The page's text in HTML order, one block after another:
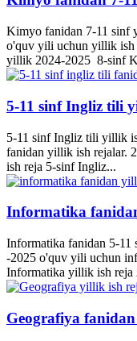
Kimyo fanidan 7-11 sinf
o'quv yili uchun yillik
yillik 2024-2025 8-sinf
5-11 sinf Ingliz tili
5-11 sinf Ingliz tili yillik
fanidan yillik ish rejalar.
ish reja 5-sinf Ingliz...
Informatika
Informatika fanidan 5-11
-2025 o'quv yili uchun
Informatika yillik ish
Geografiya